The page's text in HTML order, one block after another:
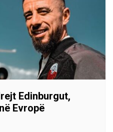
Edinburgut,
Evropë